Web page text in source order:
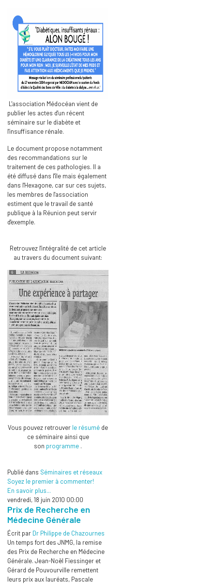
L'association Médocéan vient de
publier les actes d'un récent
séminaire sur le diabète et
l'insuffisance rénale.
Le document propose notamment
des recommandations sur le
traitement de ces pathologies. Il a
été diffusé dans l'île mais également
dans l'Hexagone, car sur ces sujets,
les membres de l'association
estiment que le travail de santé
publique à la Réunion peut servir
d'exemple.
Retrouvez l'intégralité de cet article
au travers du document suivant:
Vous pouvez retrouver le résumé de
ce séminaire ainsi que
son programme .
Publié dans Séminaires et réseaux
Soyez le premier à commenter!
En savoir plus...
vendredi, 18 juin 2010 00:00
Prix de Recherche en
Médecine Générale
Écrit par Dr Philippe de Chazournes
Un temps fort des JNMG, la remise
des Prix de Recherche en Médecine
Générale. Jean-Noël Fiessinger et
Gérard de Pouvourville remettent
leurs prix aux lauréats, Pascale